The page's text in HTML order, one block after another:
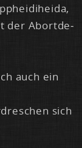
der Ab­ort­de­
auch ein
sich